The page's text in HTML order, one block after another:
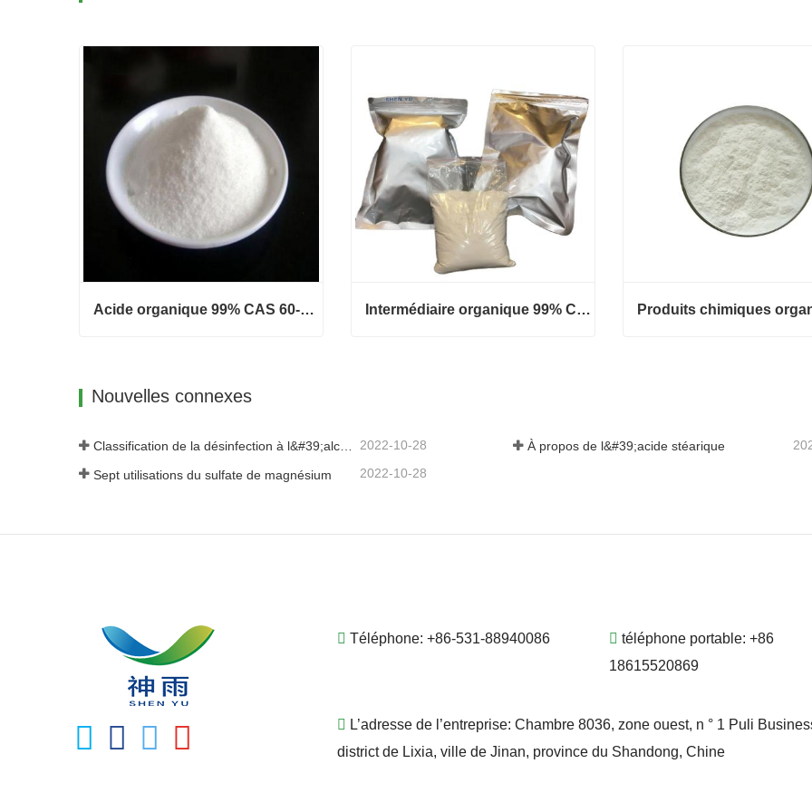
Acide organique 99% CAS 60-00-4 Acide éthylènediaminetétraacétique EDTA Intermédiaire organique 99% CAS 10031-22-8 Bromure de plomb en stock
Nouvelles connexes
Classification de la désinfection à l&#39;alcool 2022-10-28 À propos de l&#39;acide stéarique
Sept utilisations du sulfate de magnésium 2022-10-28
Téléphone: +86-531-88940086 téléphone portable: +86
18615520869
L’adresse de l’entreprise: Chambre 8036, zone ouest, n ° 1 Puli
district de Lixia, ville de Jinan, province du Shandong, Chine